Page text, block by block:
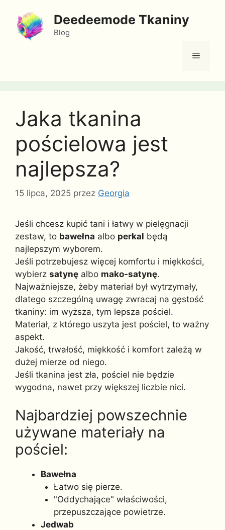
treści
Deedeemode Tkaniny
Blog
Menu
Jaka tkanina
pościelowa jest
najlepsza?
15 lipca, 2025 przez Georgia
Jeśli chcesz kupić tani i łatwy w pielęgnacji
zestaw, to bawełna albo perkal będą
najlepszym wyborem.
Jeśli potrzebujesz więcej komfortu i miękkości,
wybierz satynę albo mako-satynę.
Najważniejsze, żeby materiał był wytrzymały,
dlatego szczególną uwagę zwracaj na gęstość
tkaniny: im wyższa, tym lepsza pościel.
Materiał, z którego uszyta jest pościel, to ważny
aspekt.
Jakość, trwałość, miękkość i komfort zależą w
dużej mierze od niego.
Jeśli tkanina jest zła, pościel nie będzie
wygodna, nawet przy większej liczbie nici.
Najbardziej powszechnie
używane materiały na
pościel:
Bawełna
Łatwo się pierze.
"Oddychające" właściwości,
przepuszczające powietrze.
Jedwab